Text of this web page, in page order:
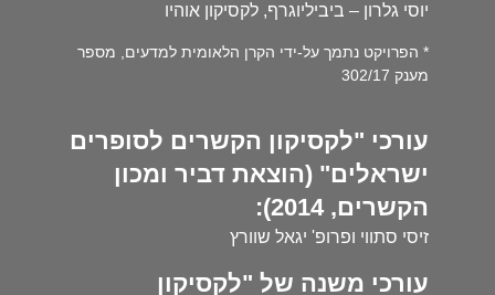
יוסי גלרון – ביביליוגרף, לקסיקון אוהיו
* הפרויקט נתמך על-ידי הקרן הלאומית למדעים, מספר
מענק 302/17
עורכי "לקסיקון הקשרים לסופרים
ישראלים" (הוצאת דביר ומכון
הקשרים, 2014):
זיסי סתווי ופרופ' יגאל שוורץ
עורכי משנה של "לקסיקון